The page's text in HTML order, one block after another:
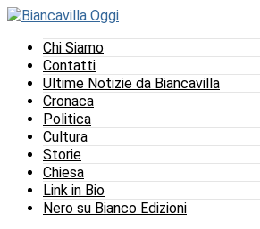
Chi Siamo
Contatti
Ultime Notizie da Biancavilla
Cronaca
Politica
Cultura
Storie
Chiesa
Link in Bio
Nero su Bianco Edizioni